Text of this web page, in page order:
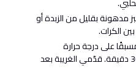
مدهونة بقليل من الزبدة أو
الكرات.
على درجة حرارة
منخفضة لمدة لا تزيد عن 20-30 دقيقة. قدّمي الغريبة بعد